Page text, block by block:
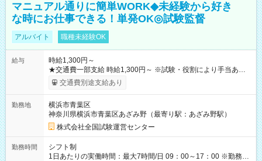
マニュアル通りに簡単WORK◆未経験から好き
な時にお仕事できる！単発OK◎試験監督
アルバイト 職種未経験OK
給与
時給1,300円～
★交通費一部支給 時給1,300円～ ※試験・役割により手当あり
※勤務回数により昇給あり 【即給（前払い）オプションあ
り！】 希望される場合、勤務から1週間ほどで給与の一部を受け
例】 ・河合塾模擬試験 8:30～17:30（休憩1時間） 時給1,300円
×8時間＝日収10,400円＋交通費 ※当日の役割により時給＋100
円の場合あり ・国家試験 7:00～13:30（休憩なし） 時給1,300
円（役割手当＋100円）×6時間＝日収8,400円＋交通費 【試用期
間】試用期間なし
交通費別途支給あり
勤務地
横浜市青葉区
神奈川県横浜市青葉区あざみ野（最寄り駅：あざみ野駅）
株式会社全国試験運営センター
勤務時間
シフト制
1日あたりの実働時間：最大7時間/日 09：00～17：00 ※勤務時